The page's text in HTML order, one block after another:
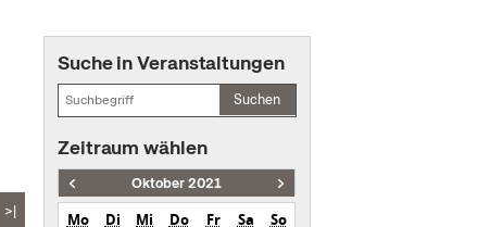
>|
Suche in Veranstaltungen
Suchen
Zeitraum wählen
Oktober 2021
Mo Di Mi Do Fr Sa
So